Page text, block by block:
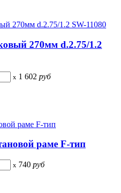
270мм d.2.75/1.2
x 1 602 руб
раме F-тип
x 740 руб